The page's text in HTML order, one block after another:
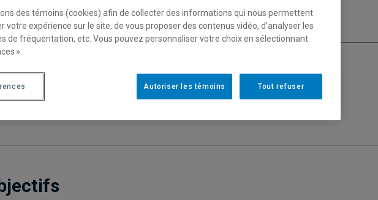
Cycle: 1
Discipline: Économie
des témoins (cookies) afin de collecter des informations qui nous permettent
votre expérience sur le site, de vous proposer des contenus vidéo, d’analyser les
de fréquentation, etc. Vous pouvez personnaliser votre choix en sélectionnant
».
Tout refuser
Autoriser les témoins